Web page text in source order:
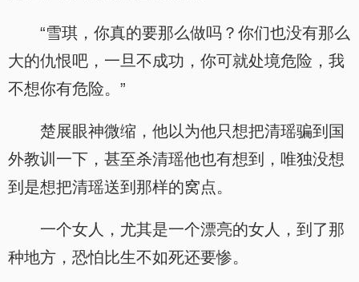
“雪琪，你真的要那么做吗？你们也没有那么
大的仇恨吧，一旦不成功，你可就处境危险，我
不想你有危险。”
楚展眼神微缩，他以为他只想把清瑶骗到国
外教训一下，甚至杀清瑶他也有想到，唯独没想
到是想把清瑶送到那样的窝点。
一个女人，尤其是一个漂亮的女人，到了那
种地方，恐怕比生不如死还要惨。